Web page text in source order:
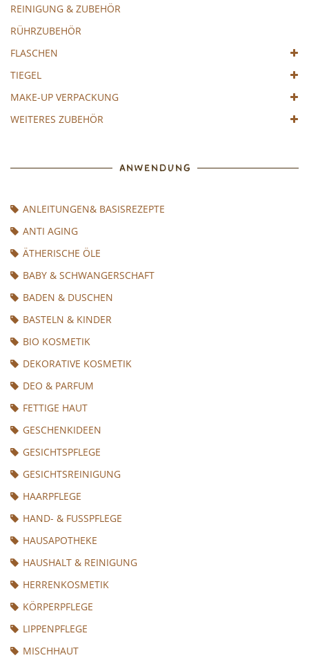
REINIGUNG & ZUBEHÖR
RÜHRZUBEHÖR
FLASCHEN
TIEGEL
MAKE-UP VERPACKUNG
WEITERES ZUBEHÖR
ANWENDUNG
ANLEITUNGEN& BASISREZEPTE
ANTI AGING
ÄTHERISCHE ÖLE
BABY & SCHWANGERSCHAFT
BADEN & DUSCHEN
BASTELN & KINDER
BIO KOSMETIK
DEKORATIVE KOSMETIK
DEO & PARFUM
FETTIGE HAUT
GESCHENKIDEEN
GESICHTSPFLEGE
GESICHTSREINIGUNG
HAARPFLEGE
HAND- & FUSSPFLEGE
HAUSAPOTHEKE
HAUSHALT & REINIGUNG
HERRENKOSMETIK
KÖRPERPFLEGE
LIPPENPFLEGE
MISCHHAUT